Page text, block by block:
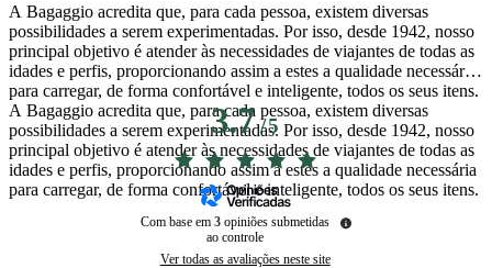
A Bagaggio acredita que, para cada pessoa, existem diversas
possibilidades a serem experimentadas. Por isso, desde 1942, nosso
principal objetivo é atender às necessidades de viajantes de todas as
idades e perfis, proporcionando assim a estes a qualidade necessária
para carregar, de forma confortável e inteligente, todos os seus itens.
A Bagaggio acredita que, para cada pessoa, existem diversas
possibilidades a serem experimentadas. Por isso, desde 1942, nosso
principal objetivo é atender às necessidades de viajantes de todas as
idades e perfis, proporcionando assim a estes a qualidade necessária
para carregar, de forma confortável e inteligente, todos os seus itens.
3.7/5
Com base em3 opiniões submetidas
ao controle
Ver todas as avaliações neste site